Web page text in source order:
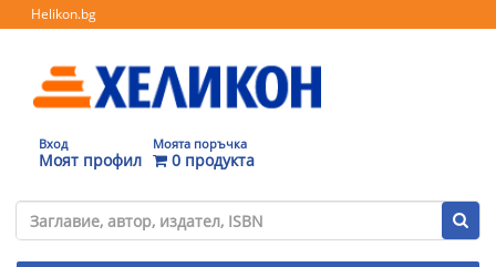
Helikon.bg
Вход
Моят профил
Моята поръчка
0 продукта